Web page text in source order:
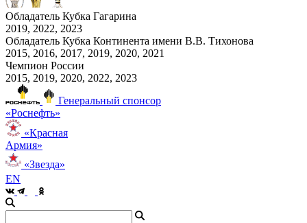
Обладатель Кубка Гагарина
2019, 2022, 2023
Обладатель Кубка Континента имени В.В. Тихонова
2015, 2016, 2017, 2019, 2020, 2021
Чемпион России
2015, 2019, 2020, 2022, 2023
Генеральный спонсор
«Роснефть»
«Красная
Армия»
«Звезда»
EN